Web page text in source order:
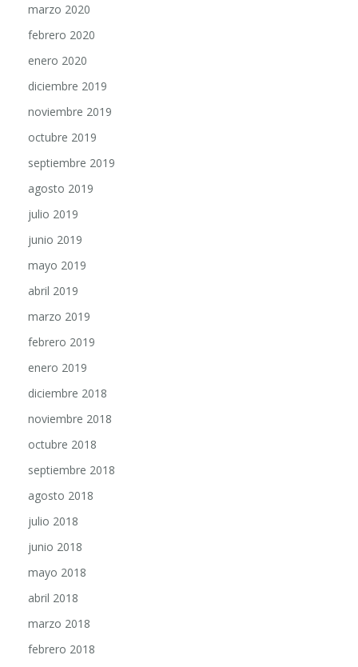
marzo 2020
febrero 2020
enero 2020
diciembre 2019
noviembre 2019
octubre 2019
septiembre 2019
agosto 2019
julio 2019
junio 2019
mayo 2019
abril 2019
marzo 2019
febrero 2019
enero 2019
diciembre 2018
noviembre 2018
octubre 2018
septiembre 2018
agosto 2018
julio 2018
junio 2018
mayo 2018
abril 2018
marzo 2018
febrero 2018